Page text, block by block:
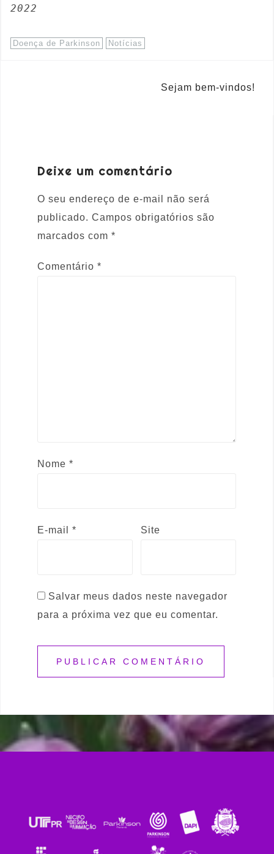
2022
Doença de Parkinson Notícias
Sejam bem-vindos!
Deixe um comentário
O seu endereço de e-mail não será
publicado. Campos obrigatórios são
marcados com *
Comentário *
Nome *
E-mail * Site
Salvar meus dados neste navegador
para a próxima vez que eu comentar.